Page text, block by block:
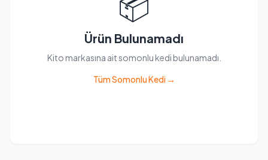
Ürün Bulunamadı
Kito markasına ait somonlu kedi bulunamadı.
Tüm Somonlu Kedi →